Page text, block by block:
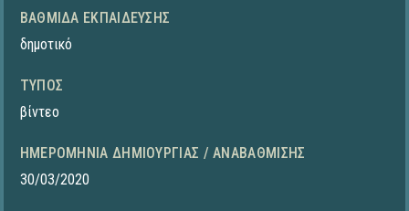
ΒΑΘΜΊΔΑ ΕΚΠΑΊΔΕΥΣΗΣ
δημοτικό
ΤΎΠΟΣ
βίντεο
ΗΜΕΡΟΜΗΝΊΑ ΔΗΜΙΟΥΡΓΊΑΣ / ΑΝΑΒΆΘΜΙΣΗΣ
30/03/2020